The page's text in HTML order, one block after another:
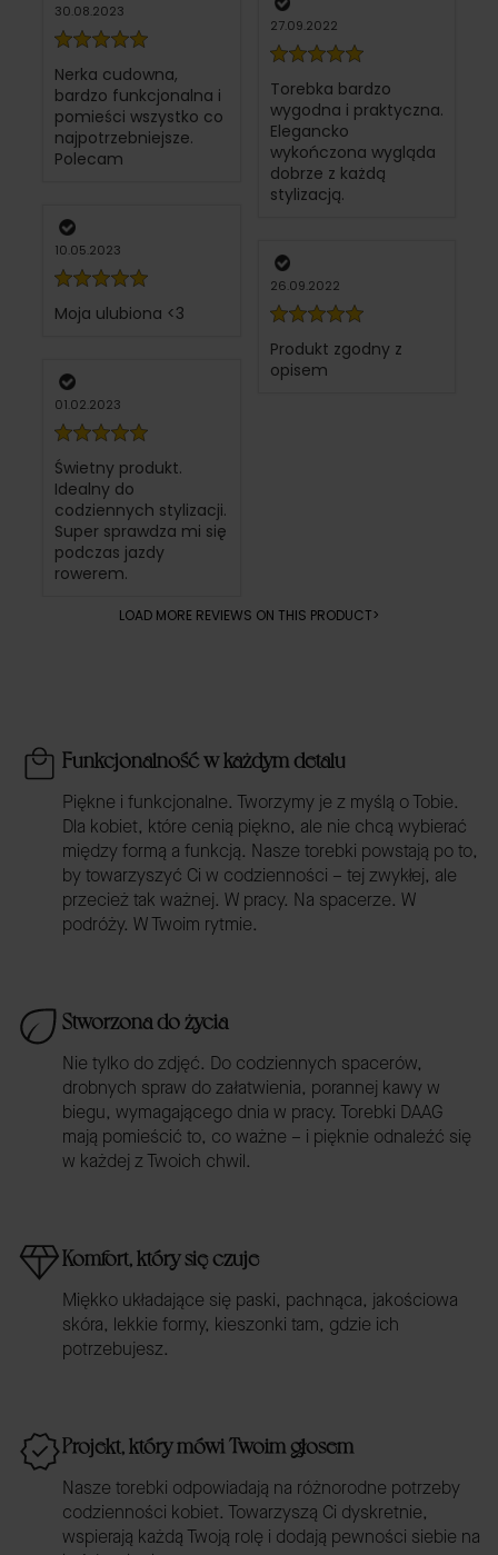
30.08.2023
Nerka cudowna,
bardzo funkcjonalna i
pomieści wszystko co
najpotrzebniejsze.
Polecam
10.05.2023
Moja ulubiona <3
01.02.2023
Świetny produkt.
Idealny do
codziennych stylizacji.
Super sprawdza mi się
podczas jazdy
rowerem.
27.09.2022
Torebka bardzo
wygodna i praktyczna.
Elegancko
wykończona wygląda
dobrze z każdą
stylizacją.
26.09.2022
Produkt zgodny z
opisem
LOAD MORE REVIEWS ON THIS PRODUCT>
Funkcjonalność w każdym detalu
Piękne i funkcjonalne. Tworzymy je z myślą o Tobie.
Dla kobiet, które cenią piękno, ale nie chcą wybierać
między formą a funkcją. Nasze torebki powstają po to,
by towarzyszyć Ci w codzienności – tej zwykłej, ale
przecież tak ważnej. W pracy. Na spacerze. W
podróży. W Twoim rytmie.
Stworzona do życia
Nie tylko do zdjęć. Do codziennych spacerów,
drobnych spraw do załatwienia, porannej kawy w
biegu, wymagającego dnia w pracy. Torebki DAAG
mają pomieścić to, co ważne – i pięknie odnaleźć się
w każdej z Twoich chwil.
Komfort, który się czuje
Miękko układające się paski, pachnąca, jakościowa
skóra, lekkie formy, kieszonki tam, gdzie ich
potrzebujesz.
Projekt, który mówi Twoim głosem
Nasze torebki odpowiadają na różnorodne potrzeby
codzienności kobiet. Towarzyszą Ci dyskretnie,
wspierają każdą Twoją rolę i dodają pewności siebie na